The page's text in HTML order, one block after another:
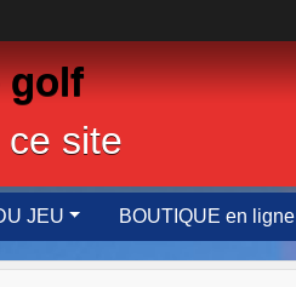
golf
site
JEU BOUTIQUE en ligne